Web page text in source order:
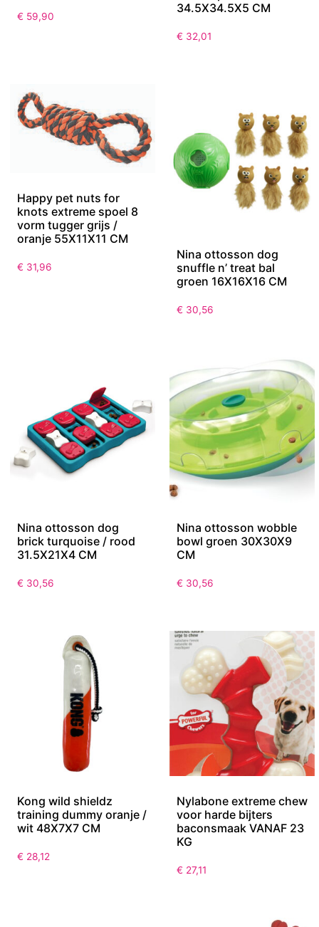
€ 59,90
34.5X34.5X5 CM
€ 32,01
Happy pet nuts for
knots extreme spoel 8
vorm tugger grijs /
oranje 55X11X11 CM
€ 31,96
Nina ottosson dog
snuffle n’ treat bal
groen 16X16X16 CM
€ 30,56
Nina ottosson dog
brick turquoise / rood
31.5X21X4 CM
€ 30,56
Nina ottosson wobble
bowl groen 30X30X9
CM
€ 30,56
Kong wild shieldz
training dummy oranje /
wit 48X7X7 CM
€ 28,12
Nylabone extreme chew
voor harde bijters
baconsmaak VANAF 23
KG
€ 27,11